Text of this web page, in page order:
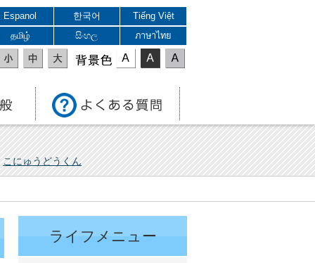
Espanol 한국어
Tiếng Việt
தமிழ்
සිංහල ภาษาไทย
表示色
こにゅうどうくん
ライフメニュー